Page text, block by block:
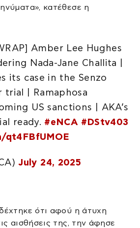
κατέθεσε η
Amber Lee Hughes
Nada-Jane Challita |
its case in the Senzo
trial | Ramaphosa
US sanctions | AKA’s
ready. #eNCA #DStv403
qt4FBfUMOE
July 24, 2025
ότι αφού η άτυχη
αισθήσεις της, την άφησε